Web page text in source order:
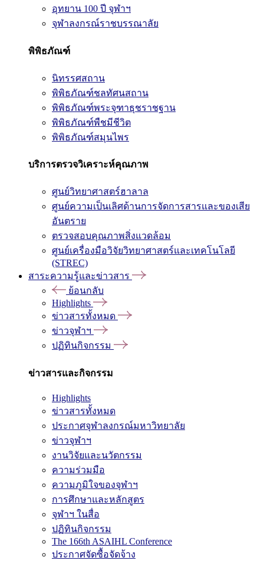
อุทยาน 100 ปี จุฬาฯ
จุฬาลงกรณ์ราชบรรณาลัย
พิพิธภัณฑ์
นิทรรศสถาน
พิพิธภัณฑ์ชลทัศนสถาน
พิพิธภัณฑ์พระจุฑาธุชราชฐาน
พิพิธภัณฑ์พืชมีชีวิต
พิพิธภัณฑ์สมุนไพร
บริการตรวจวิเคราะห์คุณภาพ
ศูนย์วิทยาศาสตร์ฮาลาล
ศูนย์ความเป็นเลิศด้านการจัดการสารและของเสีย
อันตราย
ตรวจสอบคุณภาพสิ่งแวดล้อม
ศูนย์เครื่องมือวิจัยวิทยาศาสตร์และเทคโนโลยี
(STREC)
สาระความรู้และข่าวสาร
ย้อนกลับ
Highlights
ข่าวสารทั้งหมด
ข่าวจุฬาฯ
ปฏิทินกิจกรรม
ข่าวสารและกิจกรรม
Highlights
ข่าวสารทั้งหมด
ประกาศจุฬาลงกรณ์มหาวิทยาลัย
ข่าวจุฬาฯ
งานวิจัยและนวัตกรรม
ความร่วมมือ
ความภูมิใจของจุฬาฯ
การศึกษาและหลักสูตร
จุฬาฯ ในสื่อ
ปฏิทินกิจกรรม
The 166th ASAIHL Conference
ประกาศจัดซื้อจัดจ้าง